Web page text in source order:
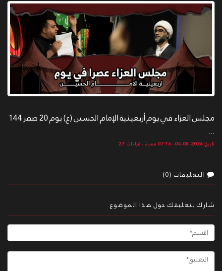
مجلس العزاء في يوم أربعينية الإمام الحسين (ع) يوم 20 صفر 144
...
تاريخ: 2026-08-04 - 07:16 مساءً - قراءات: 27
التعليقات (0)
شارك بتعليقك حول هذا الموضوع